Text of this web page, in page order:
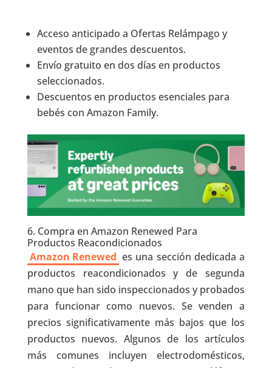
Acceso anticipado a Ofertas Relámpago y
eventos de grandes descuentos.
Envío gratuito en dos días en productos
seleccionados.
Descuentos en productos esenciales para
bebés con Amazon Family.
6. Compra en Amazon Renewed Para
Productos Reacondicionados
Amazon Renewed es una sección dedicada a
productos reacondicionados y de segunda
mano que han sido inspeccionados y probados
para funcionar como nuevos. Se venden a
precios significativamente más bajos que los
productos nuevos. Algunos de los artículos
más comunes incluyen electrodomésticos,